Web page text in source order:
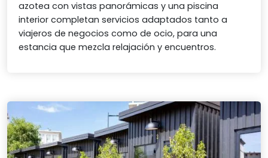
azotea con vistas panorámicas y una piscina
interior completan servicios adaptados tanto a
viajeros de negocios como de ocio, para una
estancia que mezcla relajación y encuentros.